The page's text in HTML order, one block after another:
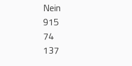
Nein
915
74
137